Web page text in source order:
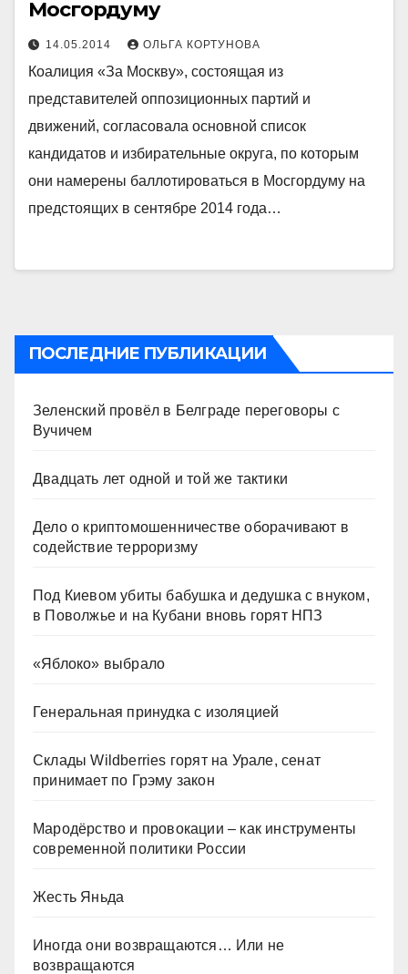
Мосгордуму
14.05.2014 ОЛЬГА КОРТУНОВА
Коалиция «За Москву», состоящая из
представителей оппозиционных партий и
движений, согласовала основной список
кандидатов и избирательные округа, по которым
они намерены баллотироваться в Мосгордуму на
предстоящих в сентябре 2014 года…
ПОСЛЕДНИЕ ПУБЛИКАЦИИ
Зеленский провёл в Белграде переговоры с
Вучичем
Двадцать лет одной и той же тактики
Дело о криптомошенничестве оборачивают в
содействие терроризму
Под Киевом убиты бабушка и дедушка с внуком,
в Поволжье и на Кубани вновь горят НПЗ
«Яблоко» выбрало
Генеральная принудка с изоляцией
Склады Wildberries горят на Урале, сенат
принимает по Грэму закон
Мародёрство и провокации – как инструменты
современной политики России
Жесть Яньда
Иногда они возвращаются… Или не
возвращаются